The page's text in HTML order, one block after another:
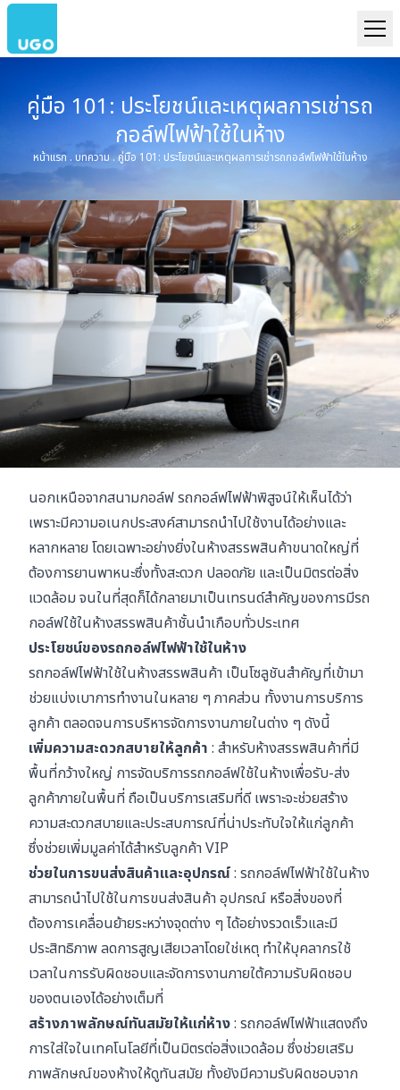
คู่มือ 101: ประโยชน์และเหตุผลการเช่ารถ
กอล์ฟไฟฟ้าใช้ในห้าง
หน้าแรก . บทความ. คู่มือ 101: ประโยชน์และเหตุผลการเช่ารถกอล์ฟไฟฟ้าใช้ในห้าง
นอกเหนือจากสนามกอล์ฟ รถกอล์ฟไฟฟ้าพิสูจน์ให้เห็นได้ว่า
เพราะมีความอเนกประสงค์สามารถนำไปใช้งานได้อย่างและ
หลากหลาย โดยเฉพาะอย่างยิ่งในห้างสรรพสินค้าขนาดใหญ่ที่
ต้องการยานพาหนะซึ่งทั้งสะดวก ปลอดภัย และเป็นมิตรต่อสิ่ง
แวดล้อม จนในที่สุดก็ได้กลายมาเป็นเทรนด์สำคัญของการมีรถ
กอล์ฟใช้ในห้างสรรพสินค้าชั้นนำเกือบทั่วประเทศ
ประโยชน์ของรถกอล์ฟไฟฟ้าใช้ในห้าง
รถกอล์ฟไฟฟ้าใช้ในห้างสรรพสินค้า เป็นโซลูชันสำคัญที่เข้ามา
ช่วยแบ่งเบาการทำงานในหลาย ๆ ภาคส่วน ทั้งงานการบริการ
ลูกค้า ตลอดจนการบริหารจัดการงานภายในต่าง ๆ ดังนี้
เพิ่มความสะดวกสบายให้ลูกค้า : สำหรับห้างสรรพสินค้าที่มี
พื้นที่กว้างใหญ่ การจัดบริการรถกอล์ฟใช้ในห้างเพื่อรับ-ส่ง
ลูกค้าภายในพื้นที่ ถือเป็นบริการเสริมที่ดี เพราะจะช่วยสร้าง
ความสะดวกสบายและประสบการณ์ที่น่าประทับใจให้แก่ลูกค้า
ซึ่งช่วยเพิ่มมูลค่าได้สำหรับลูกค้า VIP
ช่วยในการขนส่งสินค้าและอุปกรณ์: รถกอล์ฟไฟฟ้าใช้ในห้าง
สามารถนำไปใช้ในการขนส่งสินค้า อุปกรณ์ หรือสิ่งของที่
ต้องการเคลื่อนย้ายระหว่างจุดต่าง ๆ ได้อย่างรวดเร็วและมี
ประสิทธิภาพ ลดการสูญเสียเวลาโดยใช่เหตุ ทำให้บุคลากรใช้
เวลาในการรับผิดชอบและจัดการงานภายใต้ความรับผิดชอบ
ของตนเองได้อย่างเต็มที่
สร้างภาพลักษณ์ทันสมัยให้แก่ห้าง: รถกอล์ฟไฟฟ้าแสดงถึง
การใส่ใจในเทคโนโลยีที่เป็นมิตรต่อสิ่งแวดล้อม ซึ่งช่วยเสริม
ภาพลักษณ์ของห้างให้ดูทันสมัย ทั้งยังมีความรับผิดชอบจาก